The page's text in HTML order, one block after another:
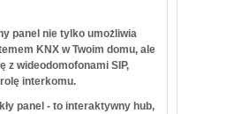
panel nie tylko umożliwia
KNX w Twoim domu, ale
z wideodomofonami SIP,
interkomu.
panel - to interaktywny hub,